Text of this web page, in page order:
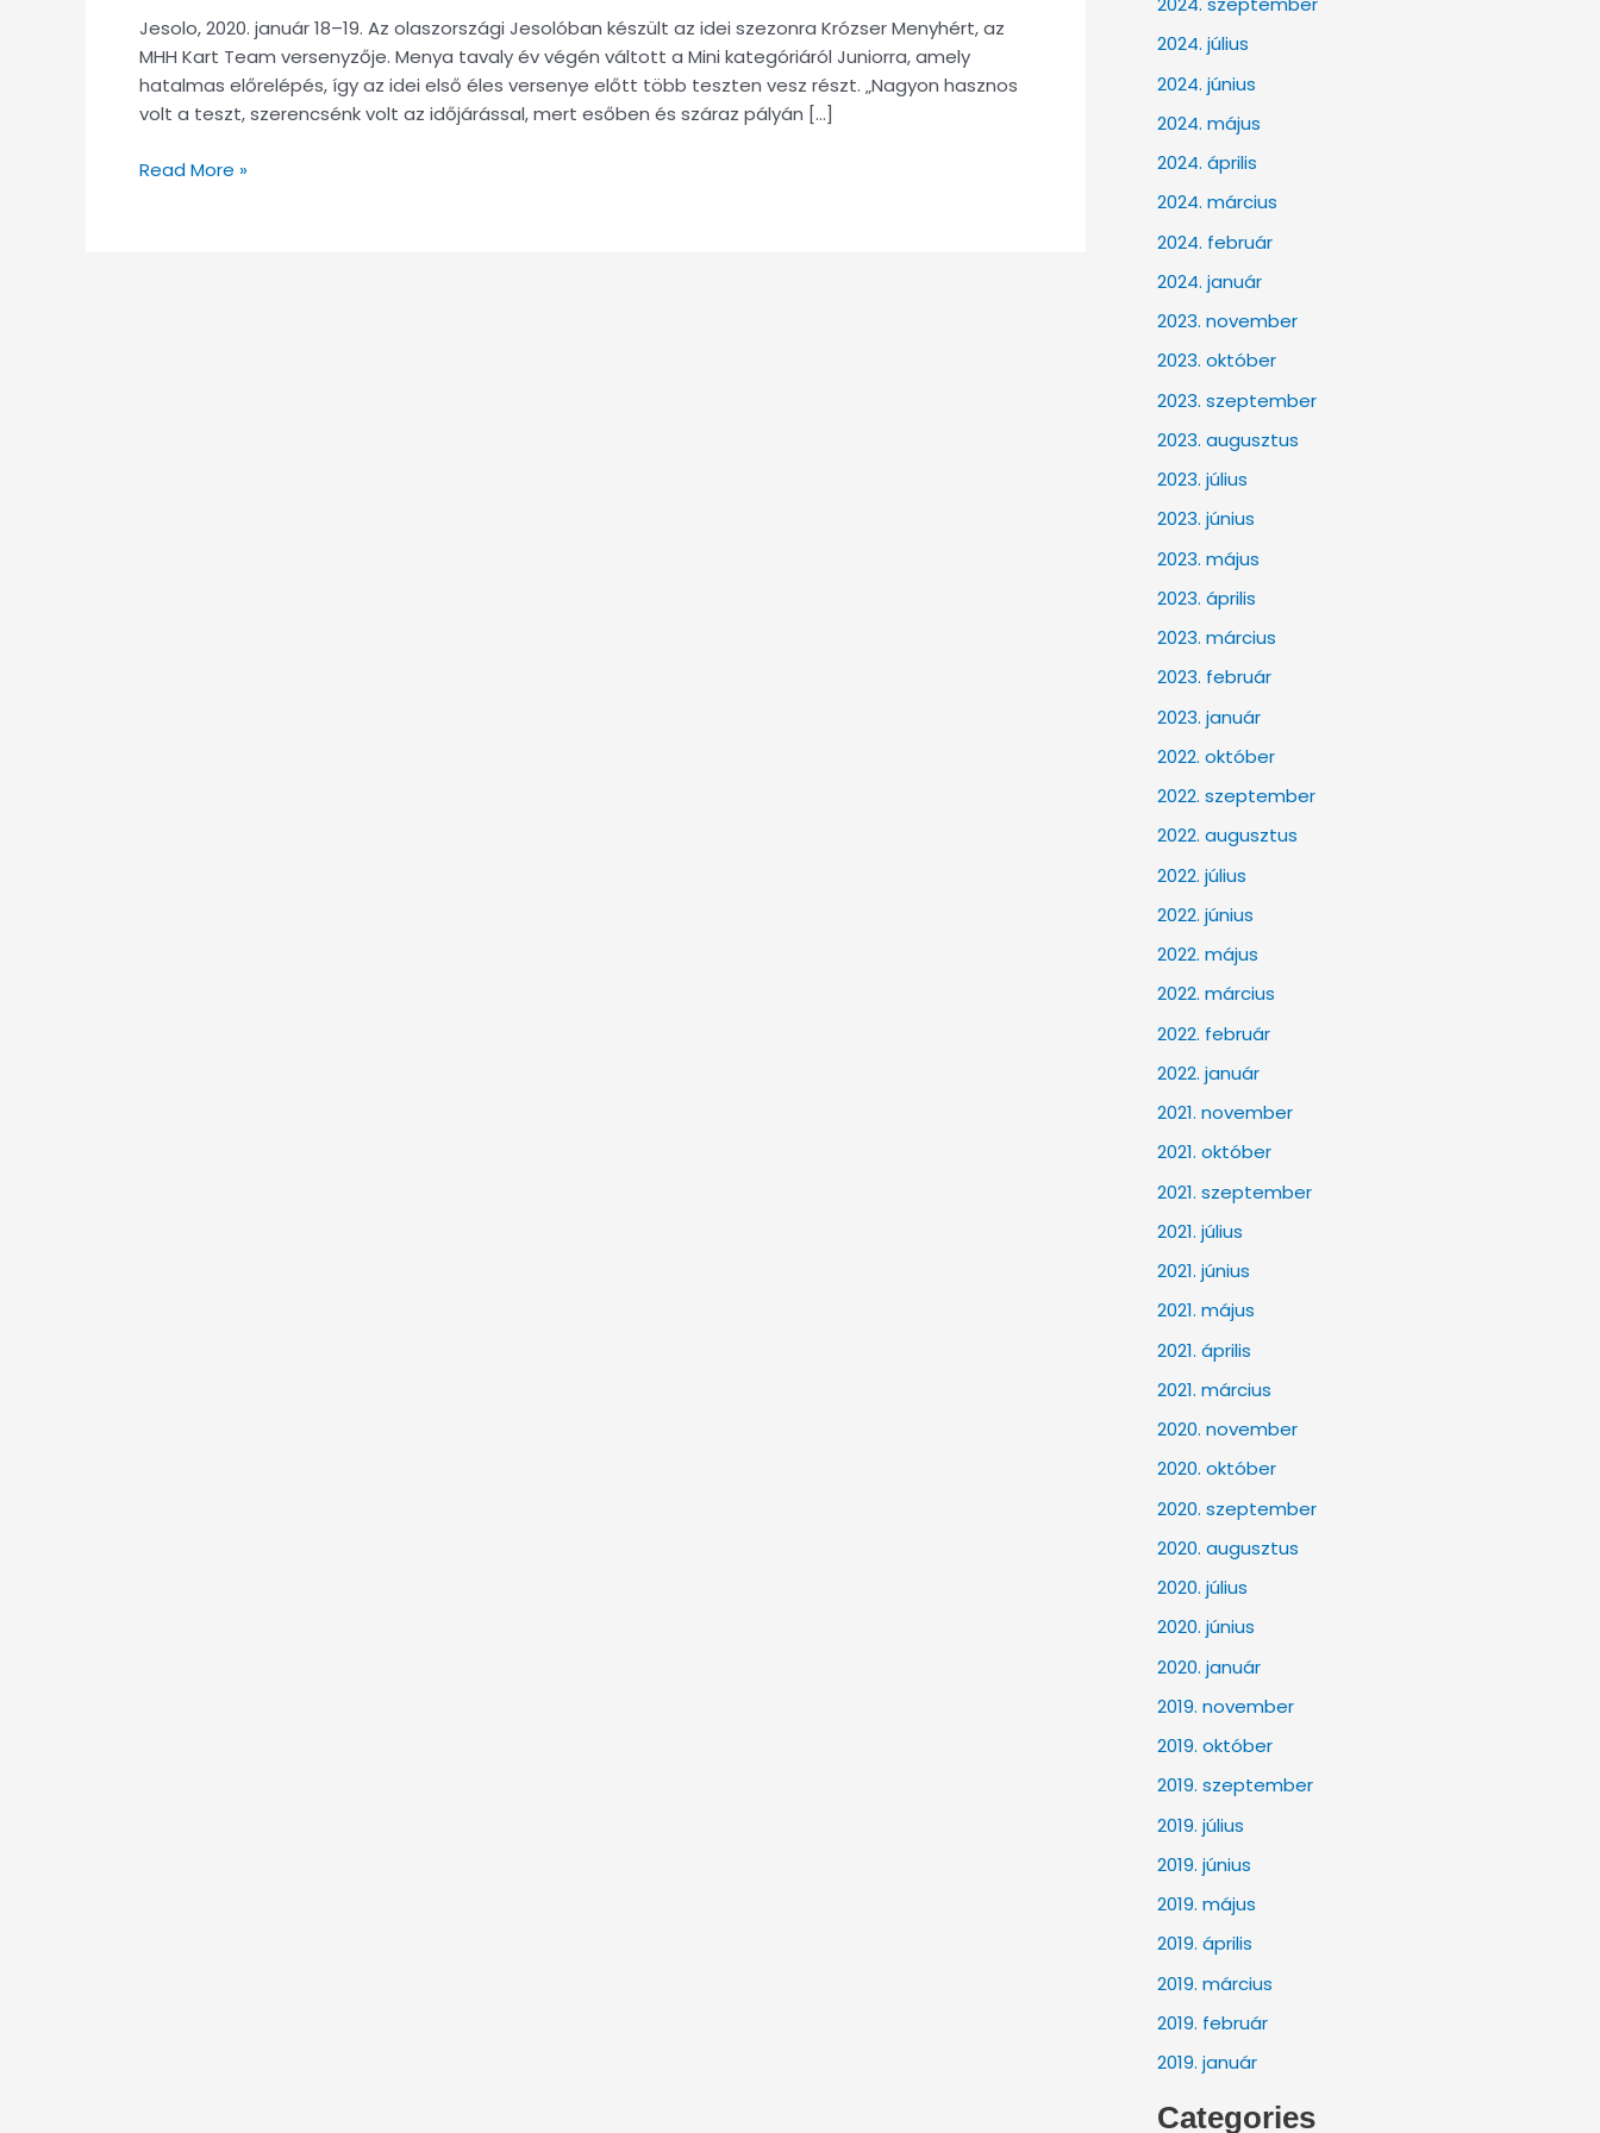
Jesolo, 2020. január 18–19. Az olaszországi Jesolóban készült az idei szezonra Krózser Menyhért, az
MHH Kart Team versenyzője. Menya tavaly év végén váltott a Mini kategóriáról Juniorra, amely
hatalmas előrelépés, így az idei első éles versenye előtt több teszten vesz részt. „Nagyon hasznos
volt a teszt, szerencsénk volt az időjárással, mert esőben és száraz pályán […]
Read More »
2024. július
2024. június
2024. május
2024. április
2024. március
2024. február
2024. január
2023. november
2023. október
2023. szeptember
2023. augusztus
2023. július
2023. június
2023. május
2023. április
2023. március
2023. február
2023. január
2022. október
2022. szeptember
2022. augusztus
2022. július
2022. június
2022. május
2022. március
2022. február
2022. január
2021. november
2021. október
2021. szeptember
2021. július
2021. június
2021. május
2021. április
2021. március
2020. november
2020. október
2020. szeptember
2020. augusztus
2020. július
2020. június
2020. január
2019. november
2019. október
2019. szeptember
2019. július
2019. június
2019. május
2019. április
2019. március
2019. február
2019. január
Categories